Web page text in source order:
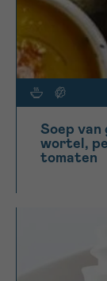
Soep
wortel,
tomaten